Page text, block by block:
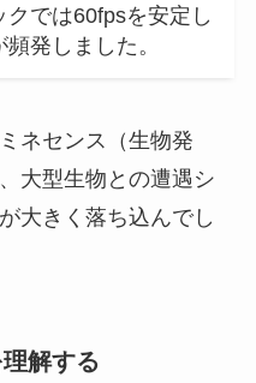
では60fpsを安定し
発しました。
ネセンス（生物発
大型生物との遭遇シ
大きく落ち込んでし
解する